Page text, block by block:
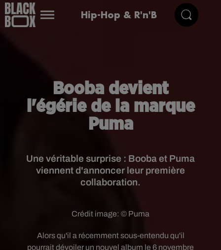
Hip-Hop & R'n'B
Booba devient
l'égérie de la marque
Puma
Une véritable surprise : Booba et Puma
viennent d'annoncer leur première
collaboration.
Crédit image: © Puma
Alors qu'il a récemment sous-entendu qu'il
pourrait dévoiler un nouvel album le 6 novembre